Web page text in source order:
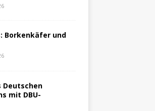
Borkenkäfer und
Deutschen
mit DBU-